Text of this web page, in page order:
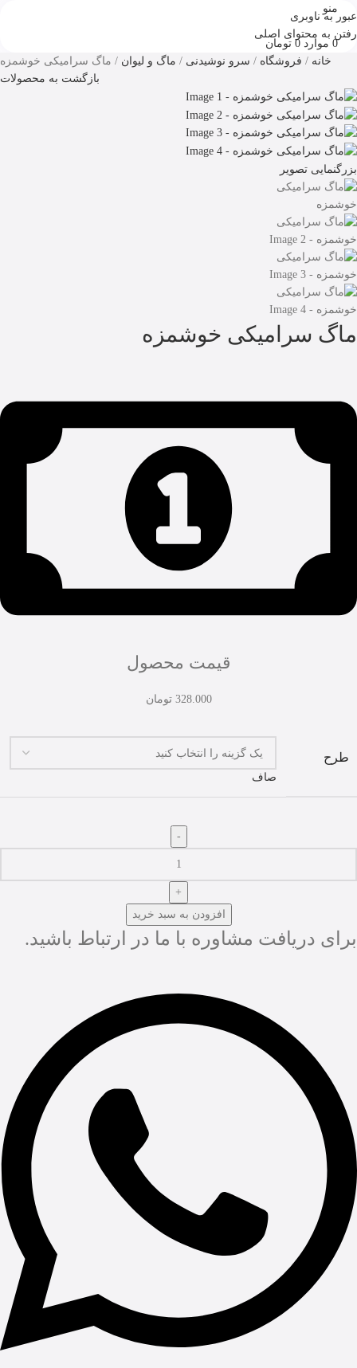
عبور به ناوبری
رفتن به محتوای اصلی
منو
0 موارد 0 تومان
خانه
فروشگاه سرو نوشیدنی ماگ و لیوان
ماگ سرامیکی خوشمزه
بازگشت به محصولات
بزرگنمایی تصویر
ماگ سرامیکی خوشمزه
قیمت محصول
328.000 تومان
طرح
صاف
افزودن به سبد خرید
برای دریافت مشاوره با ما در ارتباط باشید.